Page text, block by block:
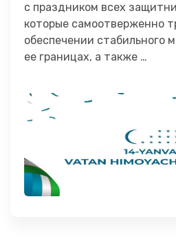
с праздником всех
которые самоотверженно
обеспечении стабильного
ее границах, а также …